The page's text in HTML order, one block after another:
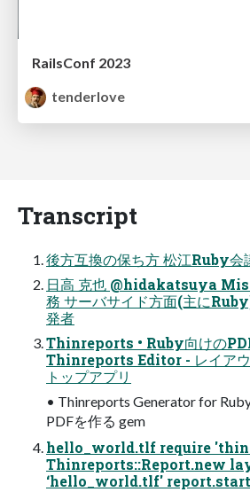
RailsConf 2023
tenderlove
Transcript
後⽅互換の保ち⽅ 松江Ruby会
⽇⾼ 克也 @hidakatsuya
務 サーバサイド⽅⾯(主に
発者
Thinreports • Ruby向けの
Thinreports Editor - レイアウ
トップアプリ
• Thinreports Generator for
PDFを作る gem
hello_world.tlf require
Thinreports::Report.new
‘hello_world.tlf'